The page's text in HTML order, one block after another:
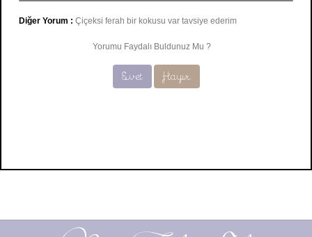
Diğer Yorum : Çiçeksi ferah bir kokusu var tavsiye ederim
Yorumu Faydalı Buldunuz Mu ?
Evet Hayır